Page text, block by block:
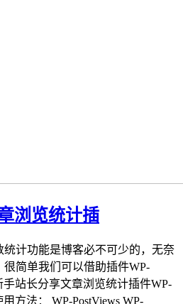
浏览统计插
统计功能是博客必不可少的，无奈
很简单我们可以借助插件WP-
手站长分享文章浏览统计插件WP-
方法： WP-PostViews WP-